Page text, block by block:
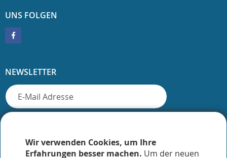
Wir verwenden Cookies, um Ihre
Erfahrungen besser machen. Um der neuen
UNS FOLGEN
NEWSLETTER